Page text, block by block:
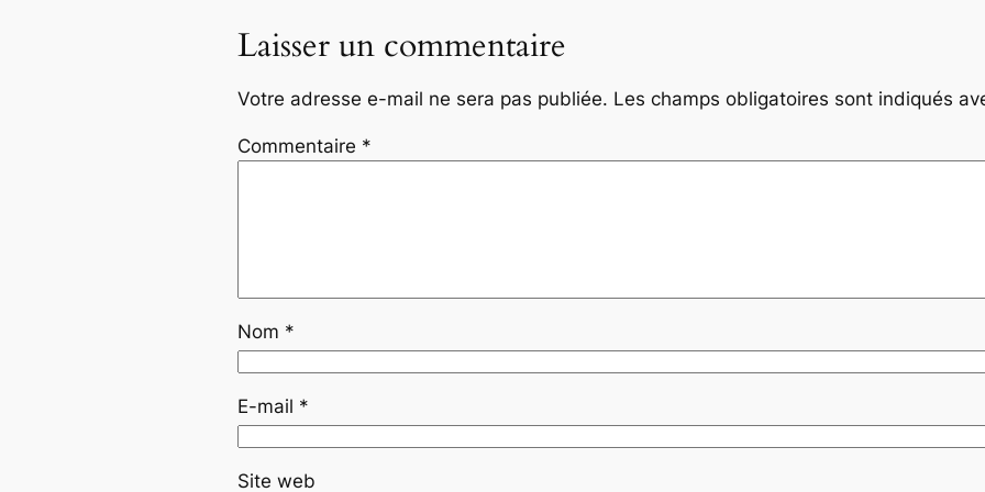
Laisser un commentaire
Votre adresse e-mail ne sera pas publiée. Les champs obligatoires sont indiqués
Commentaire *
Nom *
E-mail *
Site web